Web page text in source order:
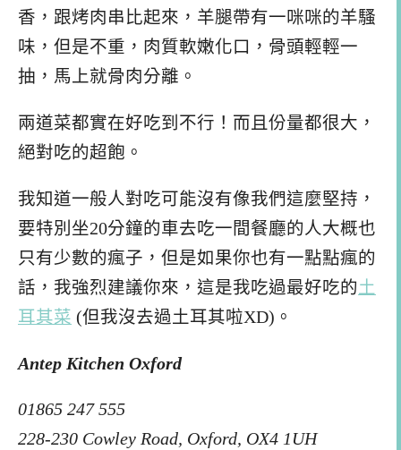
香，跟烤肉串比起來，羊腿帶有一咪咪的羊騷
味，但是不重，肉質軟嫩化口，骨頭輕輕一
抽，馬上就骨肉分離。
兩道菜都實在好吃到不行！而且份量都很大，
絕對吃的超飽。
我知道一般人對吃可能沒有像我們這麼堅持，
要特別坐20分鐘的車去吃一間餐廳的人大概也
只有少數的瘋子，但是如果你也有一點點瘋的
話，我強烈建議你來，這是我吃過最好吃的土
耳其菜 (但我沒去過土耳其啦XD)。
Antep Kitchen Oxford
01865 247 555
228-230 Cowley Road, Oxford, OX4 1UH